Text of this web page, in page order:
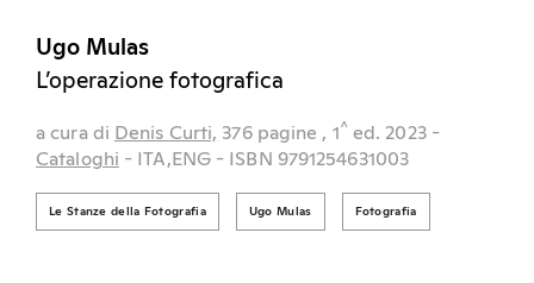
Ugo Mulas
L’operazione fotografica
a cura di Denis Curti, 376 pagine , 1^ ed. 2023 -
Cataloghi - ITA,ENG - ISBN 9791254631003
Le Stanze della Fotografia Ugo Mulas Fotografia